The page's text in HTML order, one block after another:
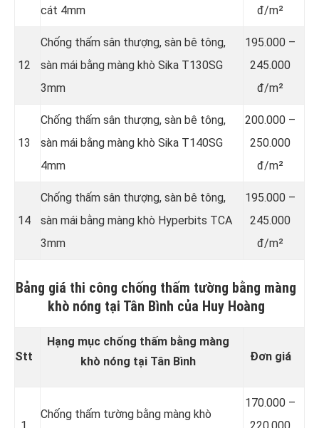
cát 4mm
đ/m²
12
Chống thấm sân thượng, sàn bê tông,
sàn mái bằng màng khò Sika T130SG
3mm
195.000 –
245.000
đ/m²
13
Chống thấm sân thượng, sàn bê tông,
sàn mái bằng màng khò Sika T140SG
4mm
200.000 –
250.000
đ/m²
14
Chống thấm sân thượng, sàn bê tông,
sàn mái bằng màng khò Hyperbits TCA
3mm
195.000 –
245.000
đ/m²
Bảng giá thi công chống thấm tường bằng màng
khò nóng tại Tân Bình của Huy Hoàng
Stt
Hạng mục chống thấm bằng màng
khò nóng tại Tân Bình
Đơn giá
1
Chống thấm tường bằng màng khò
170.000 –
220.000